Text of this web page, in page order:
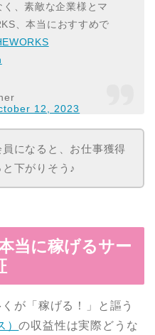
、素敵な企業様とマ
、本当におすすめで
12, 2023
員になると、お仕事獲得
下がりそう♪
当に稼げるサー
が「稼げる！」と謳う
）の収益性は実際どうな